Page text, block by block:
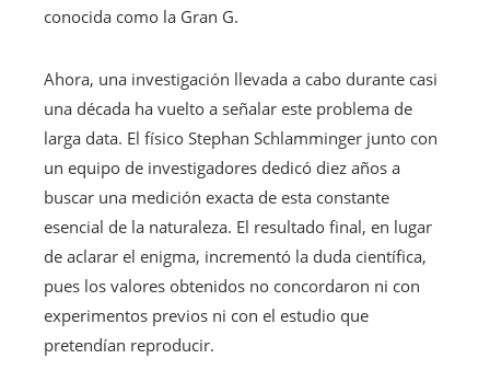
conocida como la Gran G.
Ahora, una investigación llevada a cabo durante casi
una década ha vuelto a señalar este problema de
larga data. El físico Stephan Schlamminger junto con
un equipo de investigadores dedicó diez años a
buscar una medición exacta de esta constante
esencial de la naturaleza. El resultado final, en lugar
de aclarar el enigma, incrementó la duda científica,
pues los valores obtenidos no concordaron ni con
experimentos previos ni con el estudio que
pretendían reproducir.